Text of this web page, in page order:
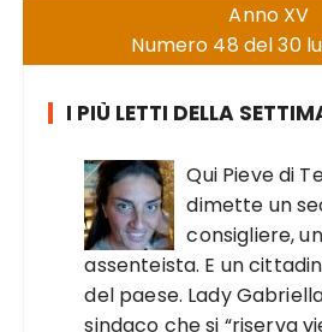
Anno XV
Numero 48 del 30
I PIÙ LETTI DELLA
Qui Pieve di
dimette un
consigliere,
assenteista. E un
del paese. Lady
sindaco che si “riserva